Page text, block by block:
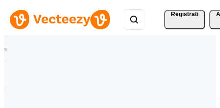
Registrati